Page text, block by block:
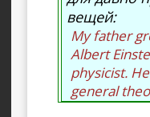
вещей:
My father
Albert
physicist.
general